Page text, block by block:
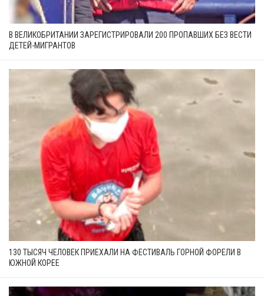
В ВЕЛИКОБРИТАНИИ ЗАРЕГИСТРИРОВАЛИ 200 ПРОПАВШИХ БЕЗ ВЕСТИ
ДЕТЕЙ-МИГРАНТОВ
130 ТЫСЯЧ ЧЕЛОВЕК ПРИЕХАЛИ НА ФЕСТИВАЛЬ ГОРНОЙ ФОРЕЛИ В
ЮЖНОЙ КОРЕЕ